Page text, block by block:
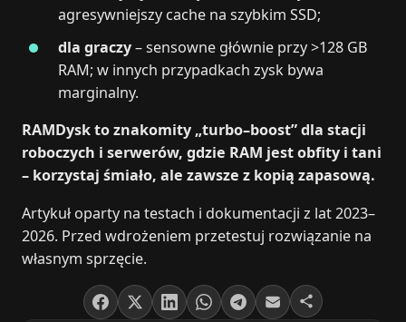
agresywniejszy cache na szybkim SSD;
dla graczy– sensowne głównie przy >128 GB
RAM; w innych przypadkach zysk bywa
marginalny.
RAMDysk to znakomity „turbo–boost” dla stacji
roboczych i serwerów, gdzie RAM jest obfity i tani
– korzystaj śmiało, ale zawsze z kopią zapasową.
Artykuł oparty na testach i dokumentacji z lat 2023–
2026. Przed wdrożeniem przetestuj rozwiązanie na
własnym sprzęcie.